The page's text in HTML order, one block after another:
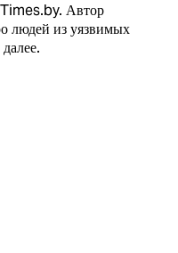
Автор
людей из уязвимых